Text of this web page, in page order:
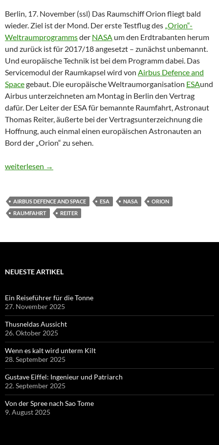
Berlin, 17. November (ssl) Das Raumschiff Orion fliegt bald
wieder. Ziel ist der Mond. Der erste Testflug des „Orion“-
Weltraumprogrammsder NASA um den Erdtrabanten herum
und zurück ist für 2017/18 angesetzt – zunächst unbemannt.
Und europäische Technik ist bei dem Programm dabei. Das
Servicemodul der Raumkapsel wird von Airbus Defence and
Spacegebaut. Die europäische Weltraumorganisation ESAund
Airbus unterzeichneten am Montag in Berlin den Vertrag
dafür. Der Leiter der ESA für bemannte Raumfahrt, Astronaut
Thomas Reiter, äußerte bei der Vertragsunterzeichnung die
Hoffnung, auch einmal einen europäischen Astronauten an
Bord der „Orion“ zu sehen.
Raumschiff Orion fliegt zum Mond – in echt
weiterlesen →
AIRBUS DEFENCE AND SPACE ESA NASA
ORION
RAUMFAHRT
REITER
NEUESTE ARTIKEL
Ein Reiseführer für die Tonne
27. November 2025
Thusneldas Aussicht
26. Oktober 2025
Wenn es kalt wird unterm Kilt
28. September 2025
Gustave Eiffel: Ingenieur und Patriarch
22. September 2025
Von der Spree nach Sao Tome
9. August 2025